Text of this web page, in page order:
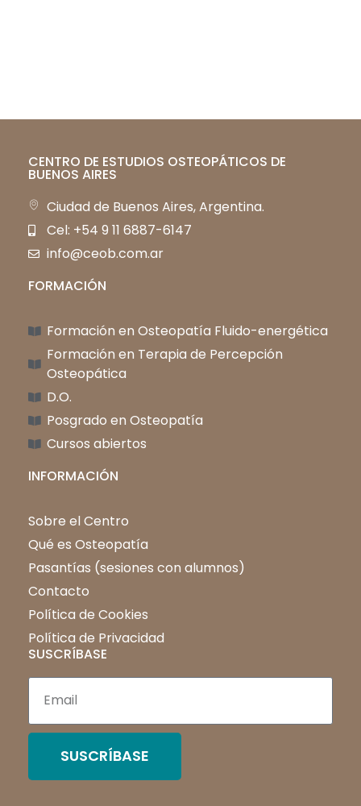
CENTRO DE ESTUDIOS OSTEOPÁTICOS DE
BUENOS AIRES
Ciudad de Buenos Aires, Argentina.
Cel: +54 9 11 6887-6147
info@ceob.com.ar
FORMACIÓN
Formación en Osteopatía Fluido-energética
Formación en Terapia de Percepción
Osteopática
D.O.
Posgrado en Osteopatía
Cursos abiertos
INFORMACIÓN
Sobre el Centro
Qué es Osteopatía
Pasantías (sesiones con alumnos)
Contacto
Política de Cookies
Política de Privacidad
SUSCRÍBASE
SUSCRÍBASE